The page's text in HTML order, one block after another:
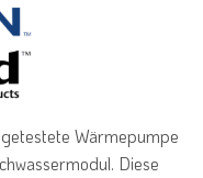
Wärmepumpe
Diese